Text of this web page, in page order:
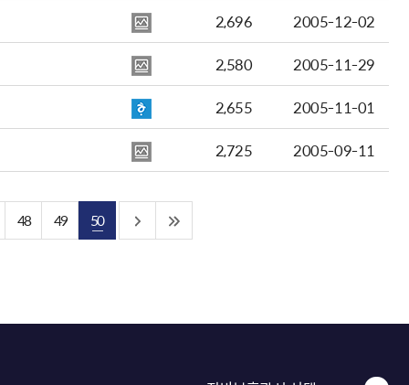
2,696
2005-12-02
2,580
2005-11-29
2,655
2005-11-01
2,725
2005-09-11
48 49 50